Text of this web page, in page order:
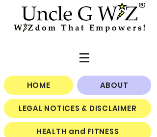
HOME ABOUT
LEGAL NOTICES & DISCLAIMER
HEALTH and FITNESS